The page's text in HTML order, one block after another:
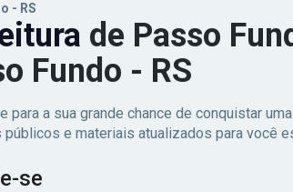
- RS
de Passo
Fundo - RS
para a sua grande chance de conquistar
públicos e materiais atualizados para você
se